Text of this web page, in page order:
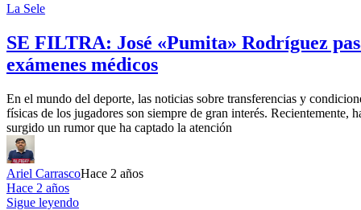
La Sele
SE FILTRA: José «Pumita» Rodríguez
exámenes médicos
En el mundo del deporte, las noticias sobre transferencias y
físicas de los jugadores son siempre de gran interés. Recientemente,
surgido un rumor que ha captado la atención
Ariel CarrascoHace 2 años
Hace 2 años
Sigue leyendo